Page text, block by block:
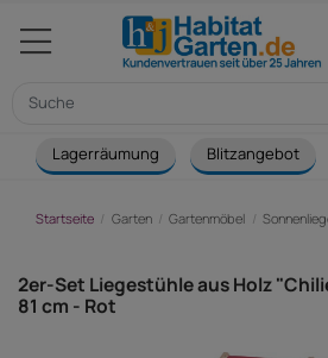
Lagerräumung Blitzangebot
Startseite Garten Gartenmöbel
2er-Set Liegestühle aus Holz
81 cm - Rot